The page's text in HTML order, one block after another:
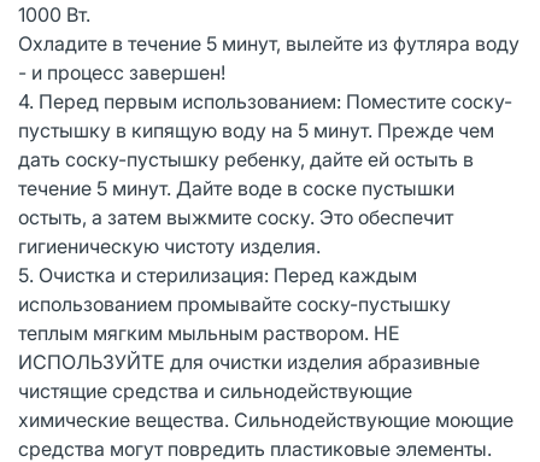
1000 Вт.
Охладите в течение 5 минут, вылейте из футляра воду
- и процесс завершен!
4. Перед первым использованием: Поместите соску-
пустышку в кипящую воду на 5 минут. Прежде чем
дать соску-пустышку ребенку, дайте ей остыть в
течение 5 минут. Дайте воде в соске пустышки
остыть, а затем выжмите соску. Это обеспечит
гигиеническую чистоту изделия.
5. Очистка и стерилизация: Перед каждым
использованием промывайте соску-пустышку
теплым мягким мыльным раствором. НЕ
ИСПОЛЬЗУЙТЕ для очистки изделия абразивные
чистящие средства и сильнодействующие
химические вещества. Сильнодействующие моющие
средства могут повредить пластиковые элементы.